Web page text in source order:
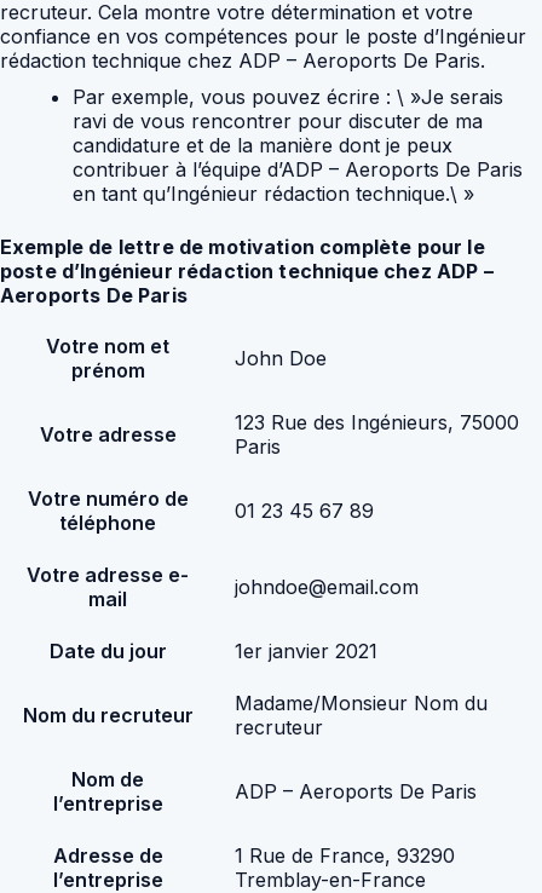
recruteur. Cela montre votre détermination et votre
confiance en vos compétences pour le poste d’Ingénieur
rédaction technique chez ADP – Aeroports De Paris.
Par exemple, vous pouvez écrire : \ »Je serais
ravi de vous rencontrer pour discuter de ma
candidature et de la manière dont je peux
contribuer à l’équipe d’ADP – Aeroports De Paris
en tant qu’Ingénieur rédaction technique.\ »
Exemple de lettre de motivation complète pour le
poste d’Ingénieur rédaction technique chez ADP –
Aeroports De Paris
Votre nom et
prénom
John Doe
Votre adresse
123 Rue des Ingénieurs, 75000
Paris
Votre numéro de
téléphone
01 23 45 67 89
Votre adresse e-
mail
johndoe@email.com
Date du jour 1er janvier 2021
Nom du recruteur
Madame/Monsieur Nom du
recruteur
Nom de
l’entreprise
ADP – Aeroports De Paris
Adresse de
l’entreprise
1 Rue de France, 93290
Tremblay-en-France